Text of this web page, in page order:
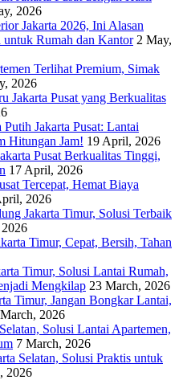
2026
Jakarta 2026, Ini Alasan
Rumah dan Kantor 2 May,
Terlihat Premium, Simak
2026
Jakarta Pusat yang Berkualitas
Putih Jakarta Pusat: Lantai
Hitungan Jam! 19 April, 2026
Pusat Berkualitas Tinggi,
17 April, 2026
Tercepat, Hemat Biaya
2026
Jakarta Timur, Solusi Terbaik
Timur, Cepat, Bersih, Tahan
Timur, Solusi Lantai Rumah,
Mengkilap 23 March, 2026
Timur, Jangan Bongkar Lantai,
2026
Solusi Lantai Apartemen,
7 March, 2026
Selatan, Solusi Praktis untuk
2026